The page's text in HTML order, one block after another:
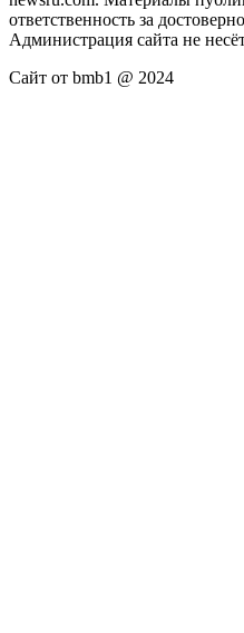
ответственность за
Администрация сайта не
Сайт от bmb1 @ 2024